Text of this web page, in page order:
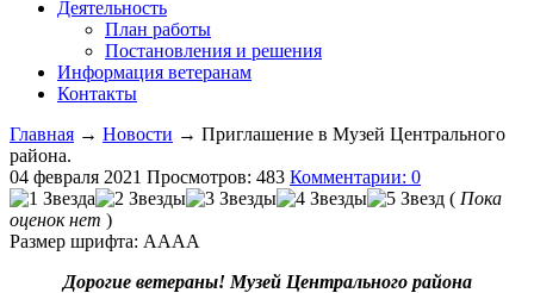
Деятельность
План работы
Постановления и решения
Информация ветеранам
Контакты
Главная → Новости → Приглашение в Музей Центрального
района.
04 февраля 2021 Просмотров: 483 Комментарии: 0
( Пока
оценок нет )
Размер шрифта: AAAA
Дорогие ветераны! Музей Центрального района